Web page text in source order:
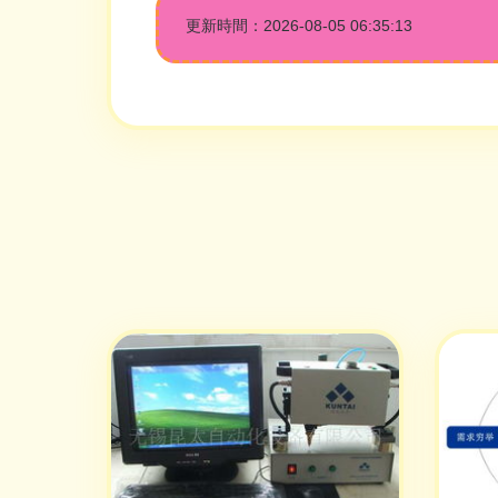
更新時間：2026-08-05 06:35:13